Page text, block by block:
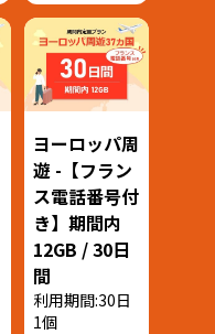
ヨーロッパ周
遊 -【フラン
ス電話番号付
き】期間内
12GB / 30日
間
利用期間:30日
1個